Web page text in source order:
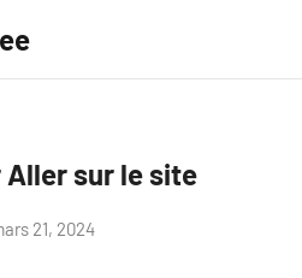
Aller sur le site
21, 2024